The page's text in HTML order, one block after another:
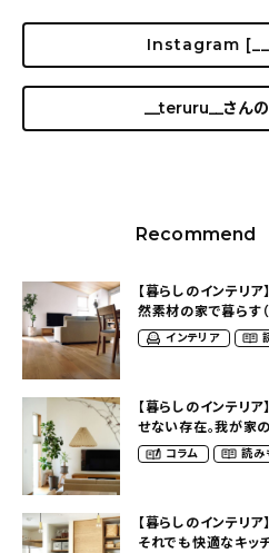
Instagram
__teruru__さん
Recommend
【暮らしのインテリ
然素材の家で暮らす
インテリア
【暮らしのインテリ
せない存在。我が家
材の家で暮らす（
コラム 読み
【暮らしのインテリ
それでも快適なキッ